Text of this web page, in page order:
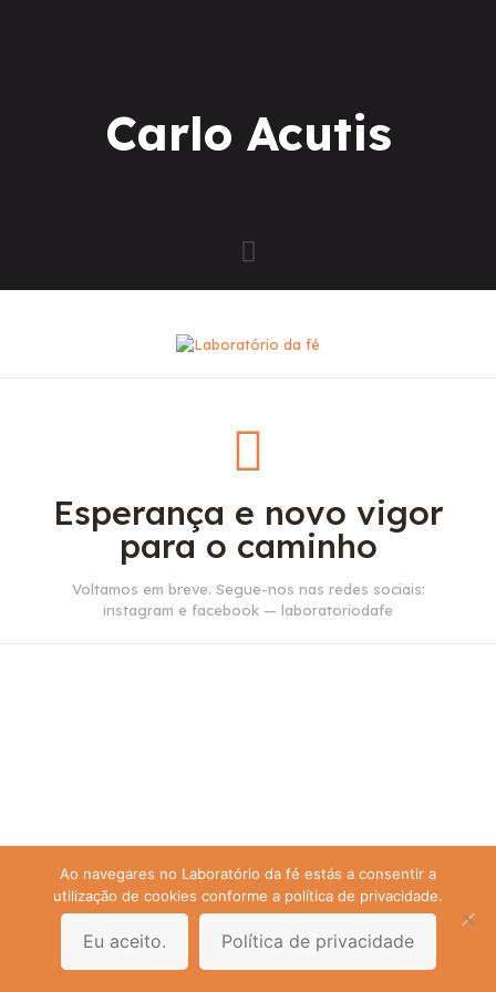
Carlo Acutis
Esperança e novo vigor
para o caminho
Voltamos em breve. Segue-nos nas redes sociais:
instagram e facebook — laboratoriodafe
Ao navegares no Laboratório da fé estás a consentir a
utilização de cookies conforme a política de privacidade.
Eu aceito. Política de privacidade